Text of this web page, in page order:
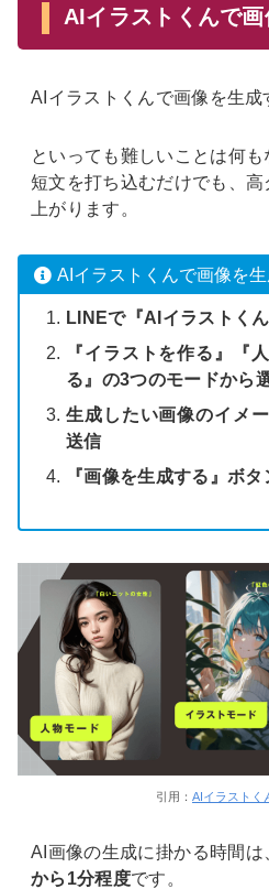
AIイラストくんで
AIイラストくんで画像を生成
といっても難しいことは何
短文を打ち込むだけでも、
上がります。
AIイラストくんで画像を
LINEで『AIイラストく
『イラストを作る』『
る』の3つのモードから
生成したい画像のイメ
送信
『画像を生成する』ボ
引用： AIイラストく
AI画像の生成に掛かる時間は
から1分程度です。